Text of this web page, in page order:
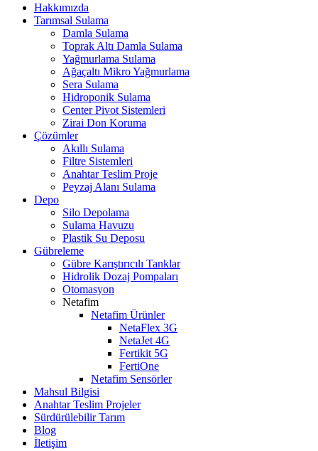
Hakkımızda
Tarımsal Sulama
Damla Sulama
Toprak Altı Damla Sulama
Yağmurlama Sulama
Ağaçaltı Mikro Yağmurlama
Sera Sulama
Hidroponik Sulama
Center Pivot Sistemleri
Zirai Don Koruma
Çözümler
Akıllı Sulama
Filtre Sistemleri
Anahtar Teslim Proje
Peyzaj Alanı Sulama
Depo
Silo Depolama
Sulama Havuzu
Plastik Su Deposu
Gübreleme
Gübre Karıştırıcılı Tanklar
Hidrolik Dozaj Pompaları
Otomasyon
Netafim
Netafim Ürünler
NetaFlex 3G
NetaJet 4G
Fertikit 5G
FertiOne
Netafim Sensörler
Mahsul Bilgisi
Anahtar Teslim Projeler
Sürdürülebilir Tarım
Blog
İletişim